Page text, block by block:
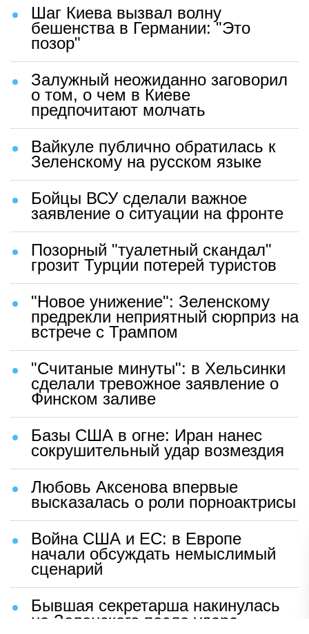
Шаг Киева вызвал волну
бешенства в Германии: "Это
позор"
Залужный неожиданно заговорил
о том, о чем в Киеве
предпочитают молчать
Вайкуле публично обратилась к
Зеленскому на русском языке
Бойцы ВСУ сделали важное
заявление о ситуации на фронте
Позорный "туалетный скандал"
грозит Турции потерей туристов
"Новое унижение": Зеленскому
предрекли неприятный сюрприз на
встрече с Трампом
"Считаные минуты": в Хельсинки
сделали тревожное заявление о
Финском заливе
Базы США в огне: Иран нанес
сокрушительный удар возмездия
Любовь Аксенова впервые
высказалась о роли порноактрисы
Война США и ЕС: в Европе
начали обсуждать немыслимый
сценарий
Бывшая секретарша накинулась
на Зеленского после удара